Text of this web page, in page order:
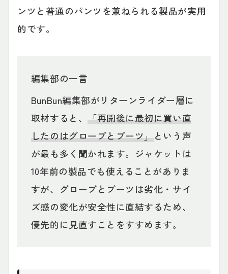
ンツと普通のパンツを兼ねられる製品が実用
的です。
編集部の一言
BunBun編集部がリターンライダー層に
取材すると、「再開後に最初に買い直
したのはグローブとブーツ」という声
が最も多く聞かれます。ジャケットは
10年前の製品でも使えることがありま
すが、グローブとブーツは劣化・サイ
ズ感の変化が安全性に直結するため、
優先的に見直すことをすすめます。